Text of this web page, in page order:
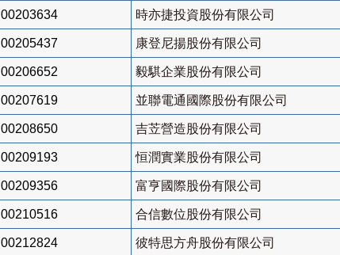
00203634 時亦捷投資股份有限公司
00205437 康登尼揚股份有限公司
00206652 毅騏企業股份有限公司
00207619 並聯電通國際股份有限公司
00208650 吉苙營造股份有限公司
00209193 恒潤實業股份有限公司
00209356 富亨國際股份有限公司
00210516 合信數位股份有限公司
00212824 彼特思方舟股份有限公司